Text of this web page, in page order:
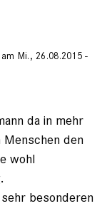
am Mi., 26.08.2015 -
da in mehr
den
wohl
besonderen